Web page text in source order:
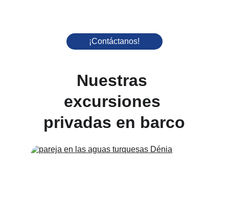
¡Contáctanos!
Nuestras
excursiones
privadas en barco